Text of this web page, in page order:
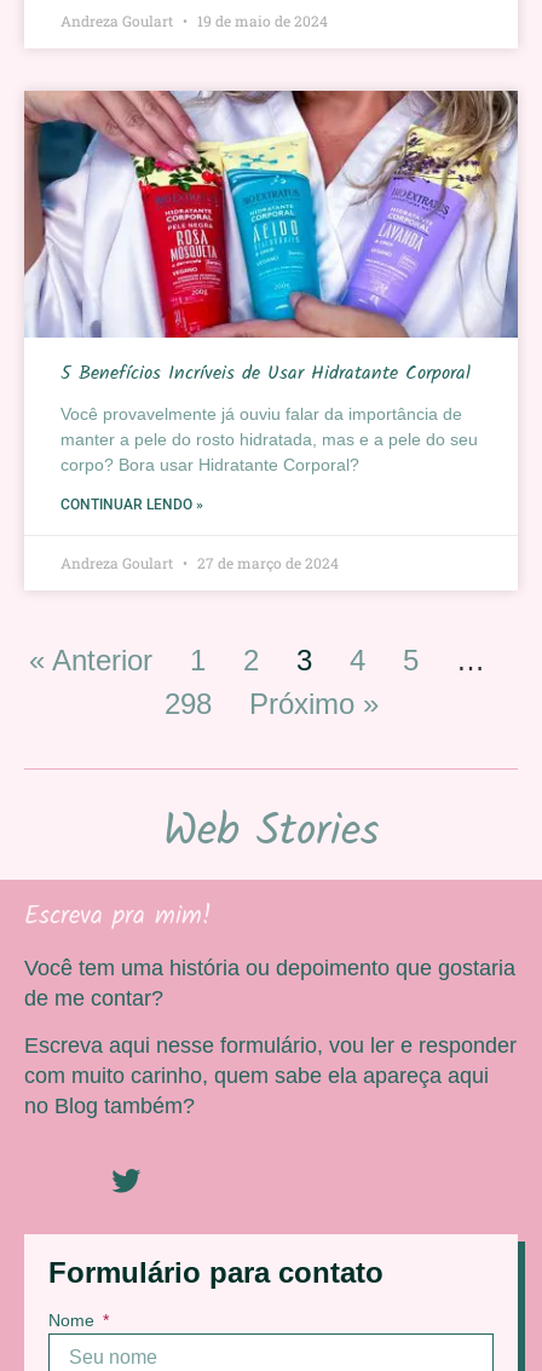
Andreza Goulart 19 de maio de 2024
5 Benefícios Incríveis de Usar Hidratante Corporal
Você provavelmente já ouviu falar da importância de
manter a pele do rosto hidratada, mas e a pele do seu
corpo? Bora usar Hidratante Corporal?
CONTINUAR LENDO »
Andreza Goulart 27 de março de 2024
« Anterior 1 2 3 4 5
…
298
Próximo »
Web Stories
Formulário para contato
Nome
Escreva pra mim!
Você tem uma história ou depoimento que gostaria
de me contar?
Escreva aqui nesse formulário, vou ler e responder
com muito carinho, quem sabe ela apareça aqui
no Blog também?